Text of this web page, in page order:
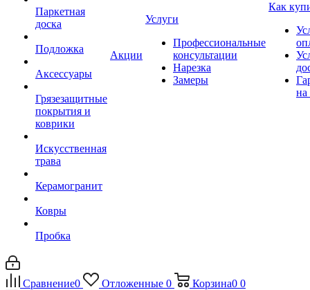
Паркетная
доска
Подложка
Аксессуары
Грязезащитные
покрытия и
коврики
Искусственная
трава
Керамогранит
Ковры
Пробка
Акции
Услуги
Профессиональные
консультации
Нарезка
Замеры
Как
на
Сравнение0 Отложенные 0 Корзина0 0